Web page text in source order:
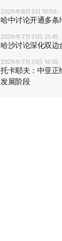
2026年8月3日 10:56
哈中讨论开通多
2026年7月31日 21:45
哈沙讨论深化双边
2026年7月31日 14:55
托卡耶夫：中亚正
发展阶段